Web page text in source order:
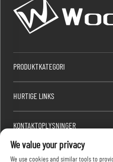
PRODUKTKATEGORI
HURTIGE LINKS
KONTAKTOPLYSNINGER
Factory/Office add : Dawang Industrial
We value your privacy
We use cookies and similar tools to